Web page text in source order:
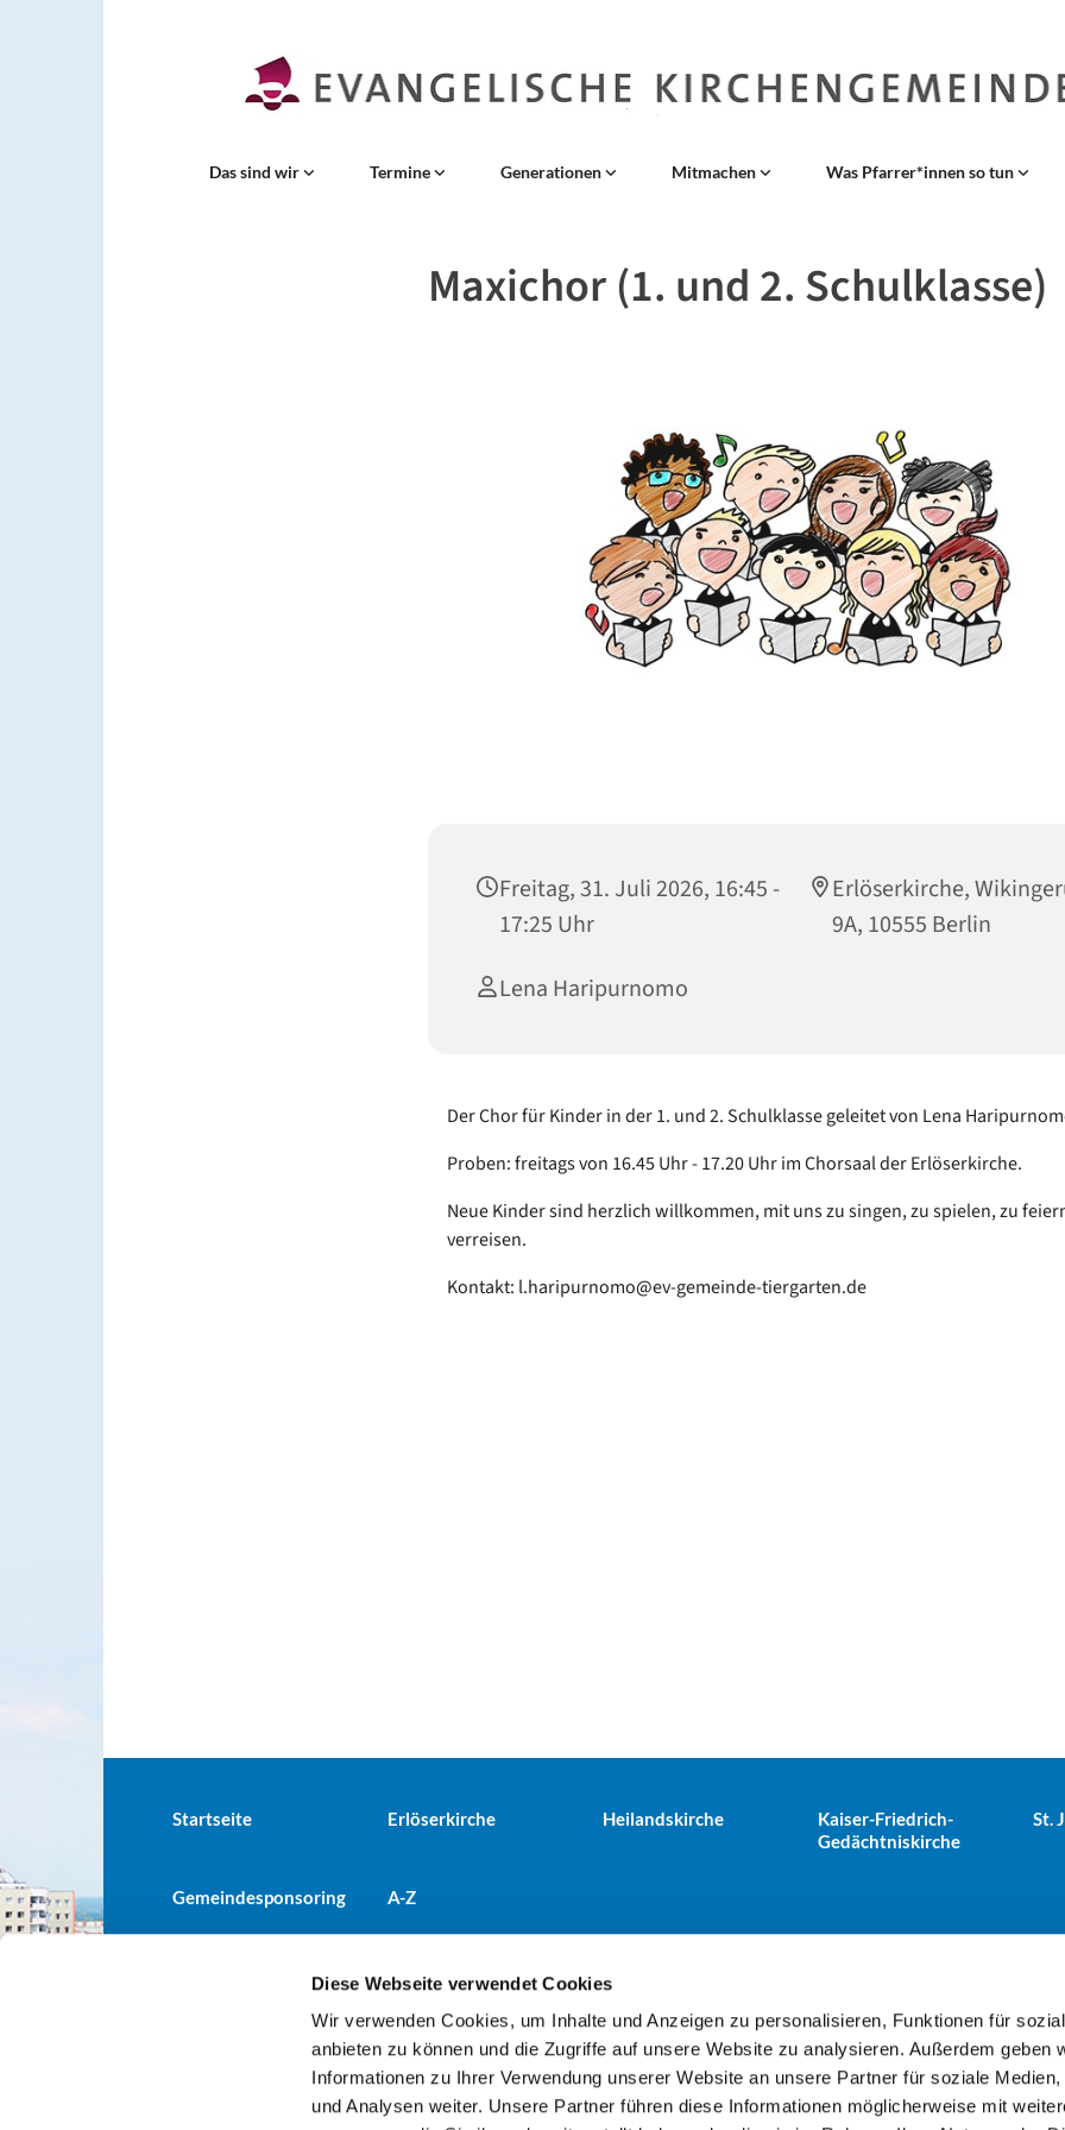
Diese Webseite verwendet Cookies
Wir verwenden Cookies, um Inhalte und Anzeigen zu personalisieren, Funktionen für
anbieten zu können und die Zugriffe auf unsere Website zu analysieren. Außerdem geben
Informationen zu Ihrer Verwendung unserer Website an unsere Partner für soziale Medien,
und Analysen weiter. Unsere Partner führen diese Informationen möglicherweise mit
Das sind wir Termine Generationen Mitmachen Was Pfarrer*innen so tun
Maxichor (1. und 2. Schulklasse)
Freitag, 31. Juli 2026, 16:45 -
17:25 Uhr
Erlöserkirche,
9A, 10555 Berlin
Lena Haripurnomo
Der Chor für Kinder in der 1. und 2. Schulklasse geleitet von Lena
Proben: freitags von 16.45 Uhr - 17.20 Uhr im Chorsaal der Erlöserkirche.
Neue Kinder sind herzlich willkommen, mit uns zu singen, zu spielen, zu
verreisen.
Kontakt: l.haripurnomo@ev-gemeinde-tiergarten.de
Startseite Erlöserkirche Heilandskirche
Kaiser-Friedrich-
Gedächtniskirche
St.
Gemeindesponsoring A-Z
Evangelische Kirchengemeinde Tiergarten · Alt-Moabit 25, 10559 Berlin+49303943498 